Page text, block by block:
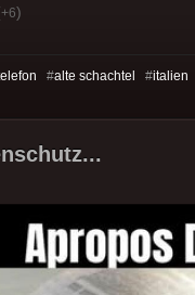
+6)
#alte schachtel #italien